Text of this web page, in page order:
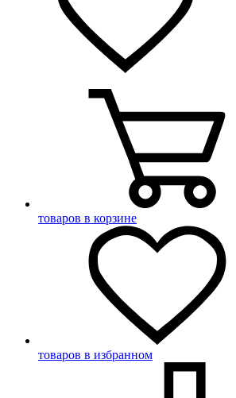
товаров в корзине
товаров в избранном